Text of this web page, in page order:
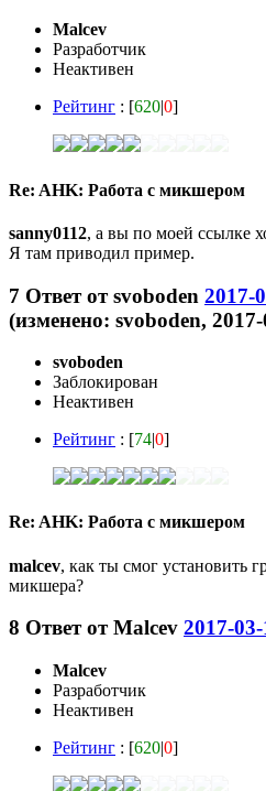
Malcev
Разработчик
Неактивен
Рейтинг : [620|0]
Re: AHK: Работа с микшером
sanny0112, а вы по моей ссылке
Я там приводил пример.
7 Ответ отsvoboden 2017-
(изменено: svoboden,
svoboden
Заблокирован
Неактивен
Рейтинг : [74|0]
Re: AHK: Работа с микшером
malcev, как ты смог установить
микшера?
8 Ответ отMalcev 2017-
Malcev
Разработчик
Неактивен
Рейтинг : [620|0]